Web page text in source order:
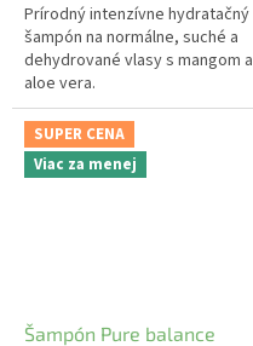
Prírodný intenzívne hydratačný
šampón na normálne, suché a
dehydrované vlasy s mangom a
aloe vera.
SUPER CENA
Viac za menej
Šampón Pure balance